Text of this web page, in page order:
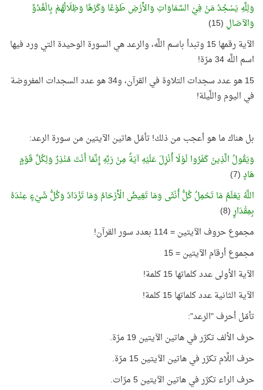
وَلِلَّهِ يَسْجُدُ مَنْ فِيْ السَّمَاوَاتِ وَالأَرْضِ طَوْعًا وَكَرْهًا وَظِلَالُهُمْ بِالْغُدُوِّ
وَالآصَالِ (15)
الآية رقمها 15 وتبدأ باسم اللَّه، والرعد هي السورة الوحيدة التي ورد فيها
اسم اللَّه 34 مرّة!
15 هو عدد سجدات التلاوة في القرآن، و34 هو عدد السجدات المفروضة
في اليوم واللَّيلة!
بل هناك ما هو أعجب من ذلك! تأمّل هاتين الآيتين من سورة الرعد:
وَيَقُولُ الَّذِينَ كَفَرُوا لَوْلَا أُنْزِلَ عَلَيْهِ آيَةٌ مِنْ رَبِّهِ إِنَّمَا أَنْتَ مُنْذِرٌ وَلِكُلِّ قَوْمٍ
هَادٍ(7)
اللَّهُ يَعْلَمُ مَا تَحْمِلُ كُلُّ أُنْثَى وَمَا تَغِيضُ الْأَرْحَامُ وَمَا تَزْدَادُ وَكُلُّ شَيْءٍ عِنْدَهُ
بِمِقْدَارٍ(8)
مجموع حروف الآيتين = 114 بعدد سور القرآن!
مجموع أرقام الآيتين = 15
الآية الأولى عدد كلماتها 15 كلمة!
الآية الثانية عدد كلماتها 15 كلمة!
تأمّل أحرف "الرعد":
حرف الألف تكرّر في هاتين الآيتين 19 مرّة.
حرف اللَّام تكرّر في هاتين الآيتين 15 مرّة.
حرف الراء تكرّر في هاتين الآيتين 5 مرّات.